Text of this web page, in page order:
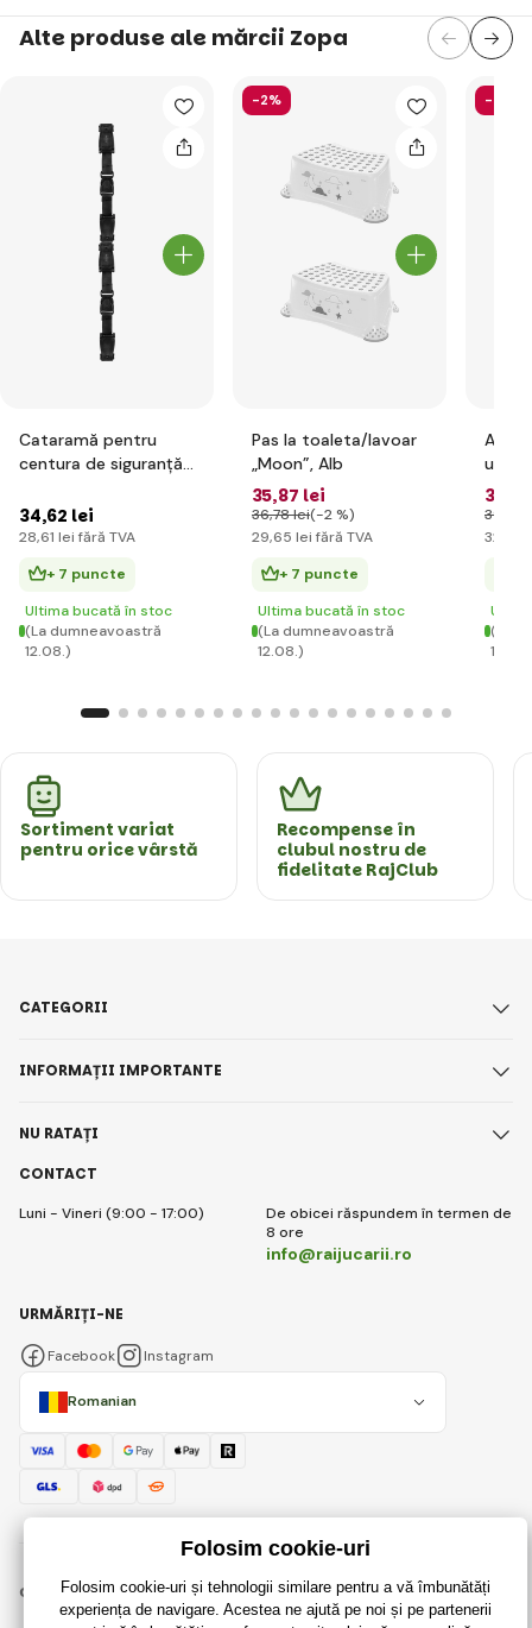
Alte produse ale mărcii Zopa
Cataramă pentru
centura de siguranță
DELUXE, Negru
34,62 lei
28,61 lei fără TVA
+ 7 puncte
Ultima bucată în stoc
(La dumneavoastră
12.08.)
-2%
Pas la toaleta/lavoar
„Moon”, Alb
35,87 lei
36,78 lei(-2 %)
29,65 lei fără TVA
+ 7 puncte
Ultima bucată în stoc
(La dumneavoastră
12.08.)
-2%
38
39
32
(La
Sortiment variat
pentru orice vârstă
Recompense în
clubul nostru de
fidelitate RajClub
CONTACT
Luni - Vineri (9:00 - 17:00)
De obicei răspundem în termen de
8 ore
info@raijucarii.ro
CATEGORII
INFORMAȚII IMPORTANTE
NU RATAȚI
Romanian
URMĂRIȚI-NE
Facebook Instagram
© 2018 - 2026 RaiJucării.ro, Toate drepturile rezervate